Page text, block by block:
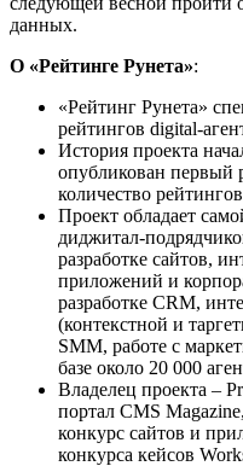
данных.
О «Рейтинге Рунета»:
«Рейтинг Рунета»
рейтингов digital-
История проекта
опубликован первый
количество
Проект обладает
диджитал-
разработке сайтов,
приложений и
разработке CRM,
(контекстной и
SMM, работе с
базе около 20 000
Владелец проекта –
портал CMS
конкурс сайтов и
конкурса кейсов